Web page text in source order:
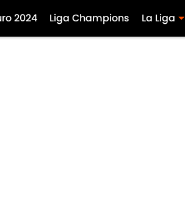
2024 Liga Champions La Liga